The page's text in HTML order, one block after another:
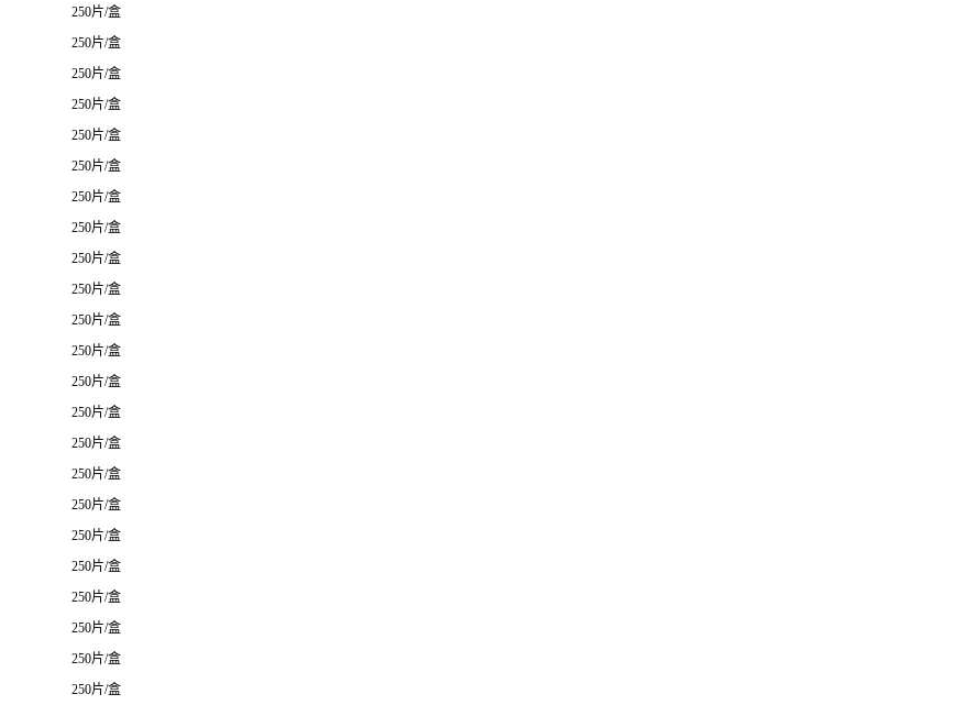
250片/盒
250片/盒
250片/盒
250片/盒
250片/盒
250片/盒
250片/盒
250片/盒
250片/盒
250片/盒
250片/盒
250片/盒
250片/盒
250片/盒
250片/盒
250片/盒
250片/盒
250片/盒
250片/盒
250片/盒
250片/盒
250片/盒
250片/盒